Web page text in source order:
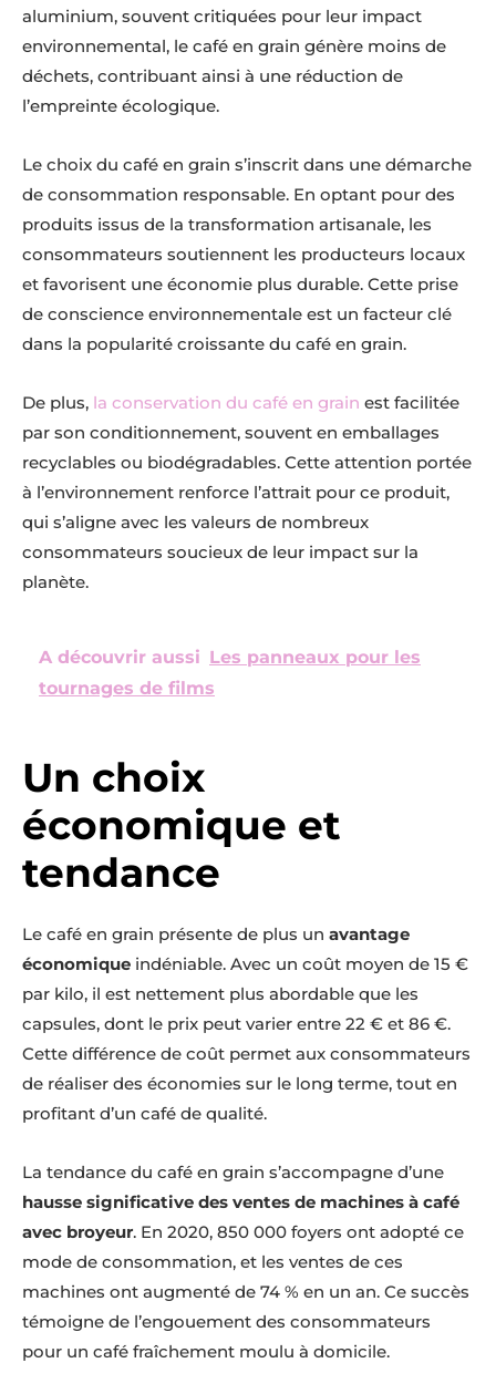
aluminium, souvent critiquées pour leur impact
environnemental, le café en grain génère moins de
déchets, contribuant ainsi à une réduction de
l’empreinte écologique.
Le choix du café en grain s’inscrit dans une démarche
de consommation responsable. En optant pour des
produits issus de la transformation artisanale, les
consommateurs soutiennent les producteurs locaux
et favorisent une économie plus durable. Cette prise
de conscience environnementale est un facteur clé
dans la popularité croissante du café en grain.
De plus, la conservation du café en grain est facilitée
par son conditionnement, souvent en emballages
recyclables ou biodégradables. Cette attention portée
à l’environnement renforce l’attrait pour ce produit,
qui s’aligne avec les valeurs de nombreux
consommateurs soucieux de leur impact sur la
planète.
A découvrir aussi Les panneaux pour les
tournages de films
Un choix
économique et
tendance
Le café en grain présente de plus un avantage
économique indéniable. Avec un coût moyen de 15 €
par kilo, il est nettement plus abordable que les
capsules, dont le prix peut varier entre 22 € et 86 €.
Cette différence de coût permet aux consommateurs
de réaliser des économies sur le long terme, tout en
profitant d’un café de qualité.
La tendance du café en grain s’accompagne d’une
hausse significative des ventes de machines à café
avec broyeur. En 2020, 850 000 foyers ont adopté ce
mode de consommation, et les ventes de ces
machines ont augmenté de 74 % en un an. Ce succès
témoigne de l’engouement des consommateurs
pour un café fraîchement moulu à domicile.